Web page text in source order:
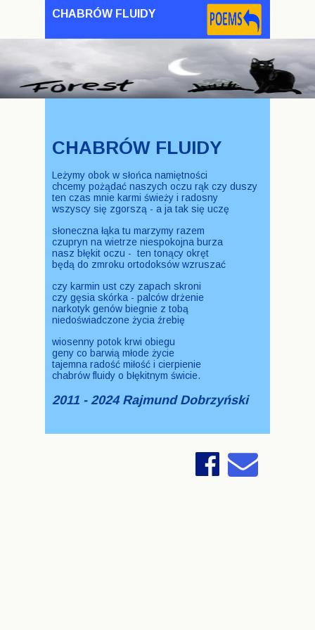
CHABRÓW FLUIDY
CHABRÓW FLUIDY
Leżymy obok w słońca namiętności
chcemy pożądać naszych oczu rąk czy duszy
ten czas mnie karmi świeży i radosny
wszyscy się zgorszą - a ja tak się uczę
słoneczna łąka tu marzymy razem
czupryn na wietrze niespokojna burza
nasz błękit oczu - ten tonący okręt
będą do zmroku ortodoksów wzruszać
czy karmin ust czy zapach skroni
czy gęsia skórka - palców drżenie
narkotyk genów biegnie z tobą
niedoświadczone życia źrebię
wiosenny potok krwi obiegu
geny co barwią młode życie
tajemna radość miłość i cierpienie
chabrów fluidy o błękitnym świcie.
2011 - 2024 Rajmund Dobrzyński